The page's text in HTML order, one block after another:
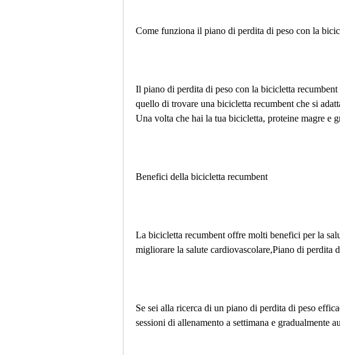
Come funziona il piano di perdita di peso con la
Il piano di perdita di peso con la bicicletta
quello di trovare una bicicletta recumbent che si
Una volta che hai la tua bicicletta, proteine ​​magre e
Benefici della bicicletta recumbent
La bicicletta recumbent offre molti benefici per la
migliorare la salute cardiovascolare,Piano di perdita
Se sei alla ricerca di un piano di perdita di peso
sessioni di allenamento a settimana e gradualmente